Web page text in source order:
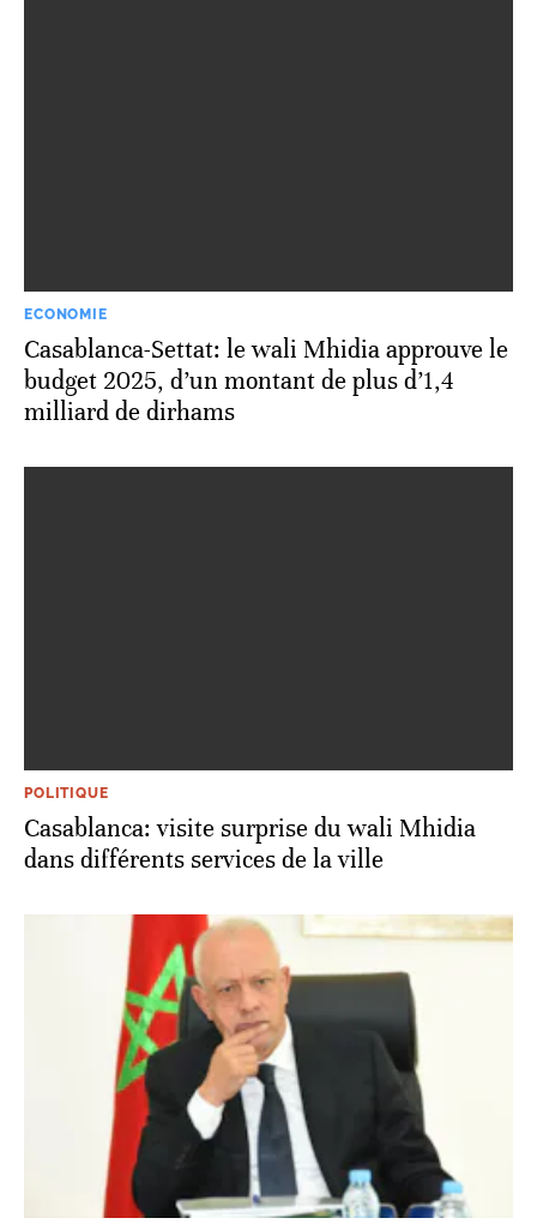
ECONOMIE
Casablanca-Settat: le wali Mhidia approuve le
budget 2025, d’un montant de plus d’1,4
milliard de dirhams
POLITIQUE
Casablanca: visite surprise du wali Mhidia
dans différents services de la ville